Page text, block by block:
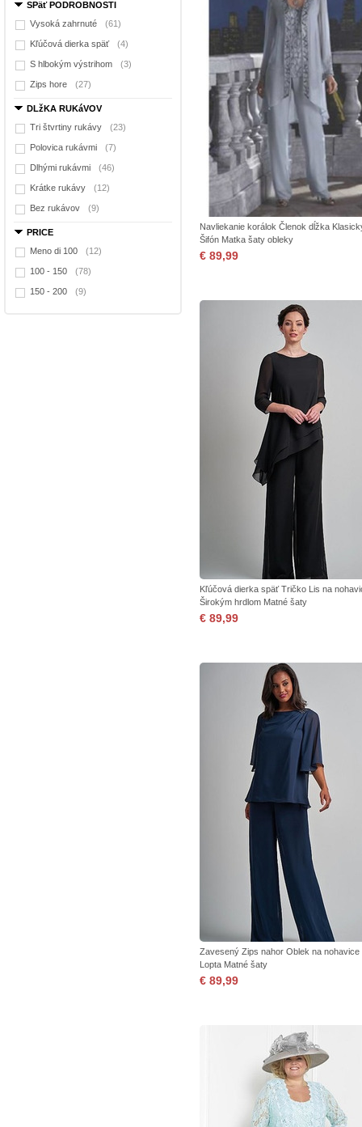
SPäť PODROBNOSTI
Vysoká zahrnuté
(61)
Kľúčová dierka späť (4)
S hlbokým výstrihom (3)
Zips hore (27)
DLžKA RUKáVOV
Tri štvrtiny rukávy
(23)
Polovica rukávmi (7)
Dlhými rukávmi (46)
Krátke rukávy (12)
Bez rukávov (9)
PRICE
Meno di 100
(12)
100 - 150 (78)
150 - 200 (9)
Navliekanie korálok Členok dĺžka
Šifón Matka šaty obleky
€ 89,99
Kľúčová dierka späť Tričko Lis na
Širokým hrdlom Matné šaty
€ 89,99
Zavesený Zips nahor Oblek na nohavice
Lopta Matné šaty
€ 89,99